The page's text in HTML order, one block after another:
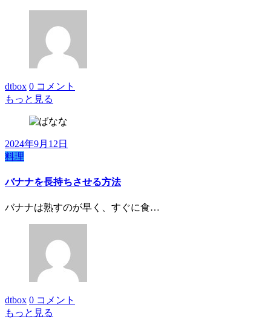
dtbox 0 コメント
もっと見る
2024年9月12日
料理
バナナを長持ちさせる方法
バナナは熟すのが早く、すぐに食…
dtbox 0 コメント
もっと見る